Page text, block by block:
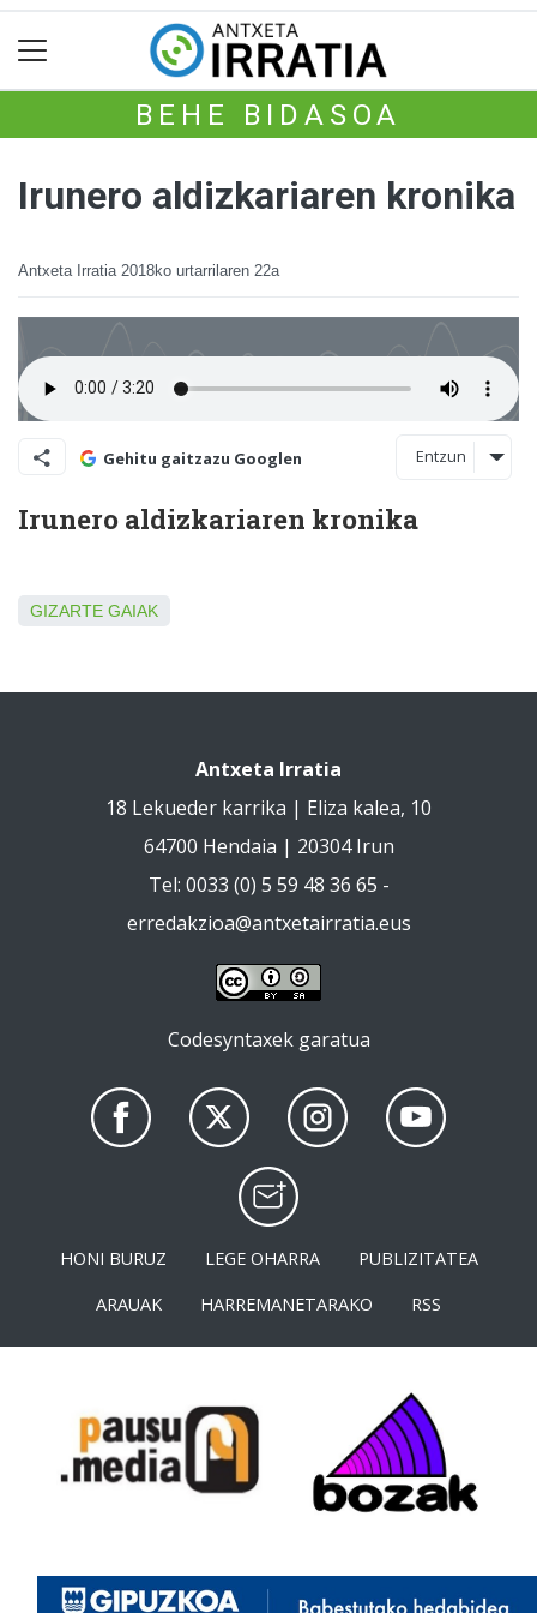
BEHE BIDASOA
Irunero aldizkariaren kronika
Antxeta Irratia 2018ko urtarrilaren 22a
Gehitu gaitzazu Googlen Entzun
Irunero aldizkariaren kronika
GIZARTE GAIAK
Antxeta Irratia
18 Lekueder karrika | Eliza kalea, 10
64700 Hendaia | 20304 Irun
Tel: 0033 (0) 5 59 48 36 65 -
erredakzioa@antxetairratia.eus
Codesyntaxek garatua
HONI BURUZ LEGE OHARRA
PUBLIZITATEA
ARAUAK
HARREMANETARAKO RSS